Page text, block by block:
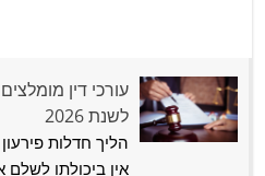
מחפשים עורך דין לענייני
2026
תוכן מקודם
הכי מומלצים ,עורכי דין
עורכי דין
לשנת 2026
הליך חדלות
אין ביכולתו